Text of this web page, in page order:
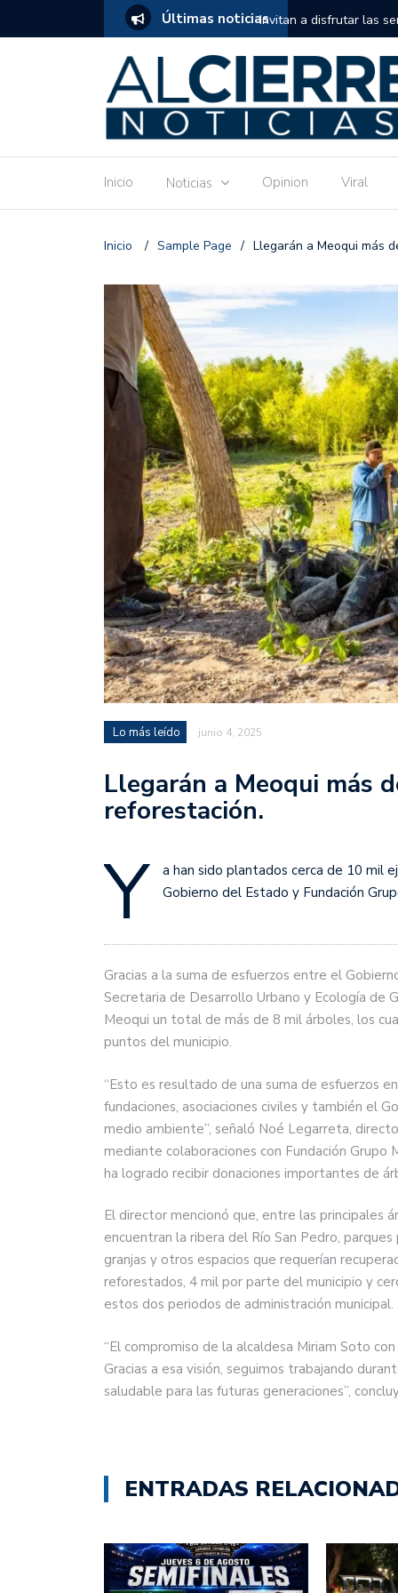
Últimas noticias
de estimulación temprana para mamás
Invitan a disfrutar las
Ronquillo este jueves.
Inicio Noticias Opinion Viral
Inicio / Sample Page / Llegarán a Meoqui más
Lo más leído junio 4, 2025
Llegarán a Meoqui más
reforestación.
Y
a han sido plantados cerca de 10 mil
Gobierno del Estado y Fundación
Gracias a la suma de esfuerzos entre el
Secretaria de Desarrollo Urbano y Ecología de
Meoqui un total de más de 8 mil árboles, los
puntos del municipio.
“Esto es resultado de una suma de esfuerzos
fundaciones, asociaciones civiles y también el
medio ambiente”, señaló Noé Legarreta,
mediante colaboraciones con Fundación Grupo
ha logrado recibir donaciones importantes de
El director mencionó que, entre las principales
encuentran la ribera del Río San Pedro,
granjas y otros espacios que requerían
reforestados, 4 mil por parte del municipio y
estos dos periodos de administración municipal.
“El compromiso de la alcaldesa Miriam Soto
Gracias a esa visión, seguimos trabajando
saludable para las futuras generaciones”,
ENTRADAS